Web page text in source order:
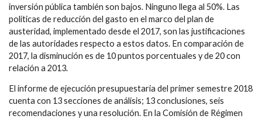
inversión pública también son bajos. Ninguno llega al 50%. Las
políticas de reducción del gasto en el marco del plan de
austeridad, implementado desde el 2017, son las justificaciones
de las autoridades respecto a estos datos. En comparación de
2017, la disminución es de 10 puntos porcentuales y de 20 con
relación a 2013.
El informe de ejecución presupuestaria del primer semestre 2018
cuenta con 13 secciones de análisis; 13 conclusiones, seis
recomendaciones y una resolución. En la Comisión de Régimen